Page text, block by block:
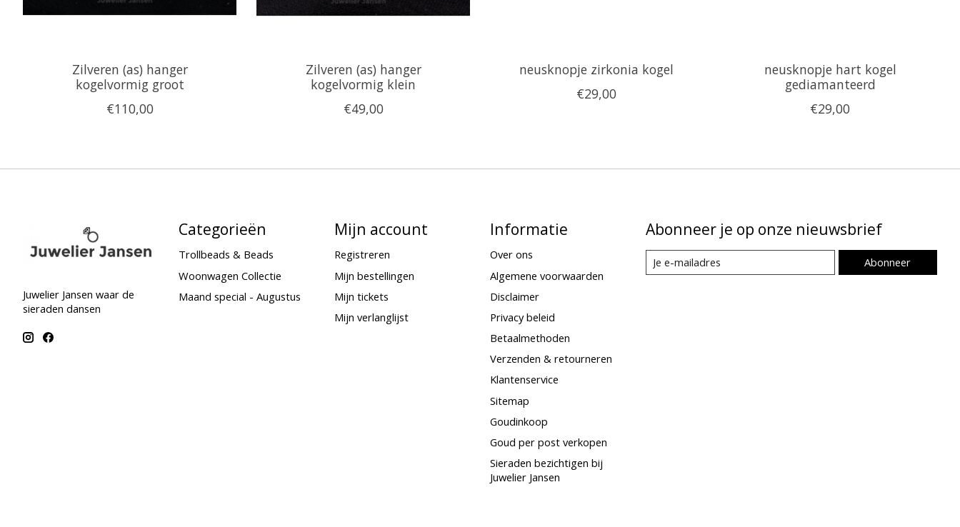
Zilveren (as) hanger
kogelvormig groot
€110,00
Zilveren (as) hanger
kogelvormig klein
€49,00
neusknopje zirkonia kogel
€29,00
neusknopje hart kogel
gediamanteerd
€29,00
Juwelier Jansen waar de
sieraden dansen
Categorieën
Trollbeads & Beads
Woonwagen Collectie
Maand special - Augustus
Mijn account
Registreren
Mijn bestellingen
Mijn tickets
Mijn verlanglijst
Informatie
Over ons
Algemene voorwaarden
Disclaimer
Privacy beleid
Betaalmethoden
Verzenden & retourneren
Klantenservice
Sitemap
Goudinkoop
Goud per post verkopen
Sieraden bezichtigen bij
Juwelier Jansen
Abonneer je op onze nieuwsbrief
Abonneer